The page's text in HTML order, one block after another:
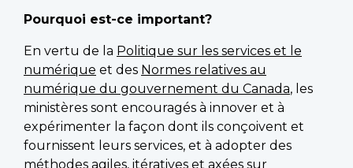
Pourquoi est-ce important?
En vertu de la Politique sur les services et le
numérique et des Normes relatives au
numérique du gouvernement du Canada, les
ministères sont encouragés à innover et à
expérimenter la façon dont ils conçoivent et
fournissent leurs services, et à adopter des
méthodes agiles, itératives et axées sur